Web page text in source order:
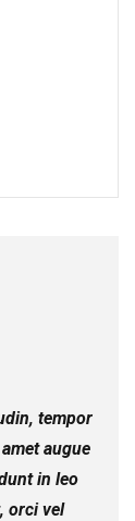
tempor
augue
in leo
orci vel